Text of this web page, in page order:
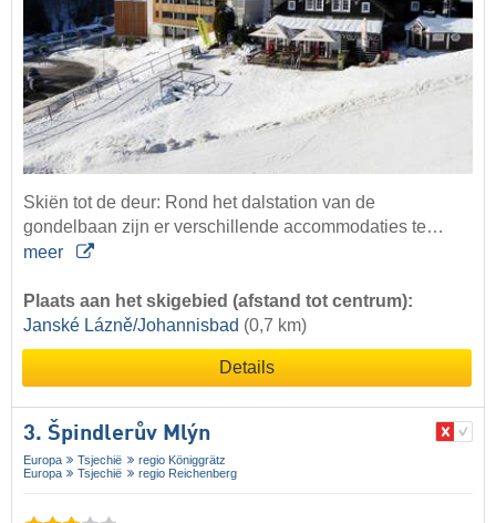
Skiën tot de deur: Rond het dalstation van de
gondelbaan zijn er verschillende accommodaties te…
meer
Plaats aan het skigebied (afstand tot centrum):
Janské Lázně/Johannisbad (0,7 km)
Details
3. Špindlerův Mlýn
Europa Tsjechië
regio Königgrätz
Europa
Tsjechië regio Reichenberg